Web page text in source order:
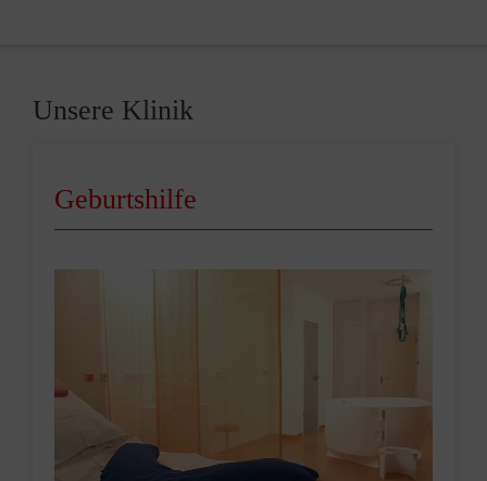
Unsere Klinik
Geburtshilfe